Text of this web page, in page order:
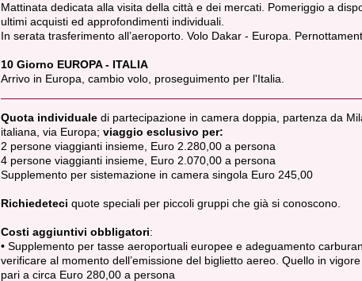
Mattinata dedicata alla visita della città e dei mercati. Pomeriggio a
ultimi acquisti ed approfondimenti individuali.
In serata trasferimento all’aeroporto. Volo Dakar - Europa.
10 Giorno EUROPA - ITALIA
Arrivo in Europa, cambio volo, proseguimento per l'Italia.
Quota individualedi partecipazione in camera doppia, partenza da
italiana, via Europa; viaggio esclusivo per:
2 persone viaggianti insieme, Euro 2.280,00 a persona
4 persone viaggianti insieme, Euro 2.070,00 a persona
Supplemento per sistemazione in camera singola Euro 245,00
Richiedeteci quote speciali per piccoli gruppi che già si conoscono.
Costi aggiuntivi obbligatori:
• Supplemento per tasse aeroportuali europee e adeguamento
verificare al momento dell’emissione del biglietto aereo. Quello in
pari a circa Euro 280,00 a persona